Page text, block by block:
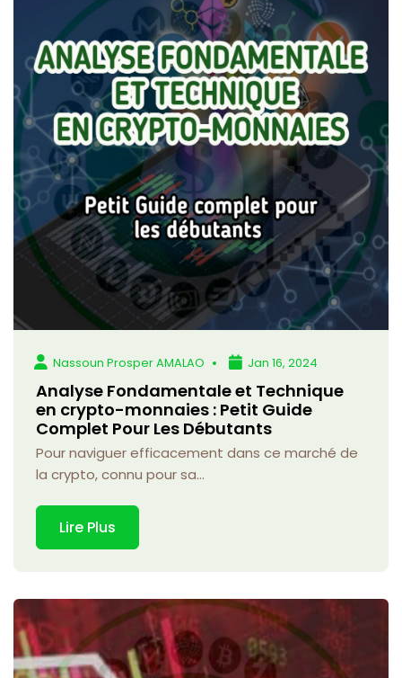
Nassoun Prosper AMALAO Jan 16, 2024
Analyse Fondamentale et Technique
en crypto-monnaies : Petit Guide
Complet Pour Les Débutants
Pour naviguer efficacement dans ce marché de
la crypto, connu pour sa...
Lire Plus